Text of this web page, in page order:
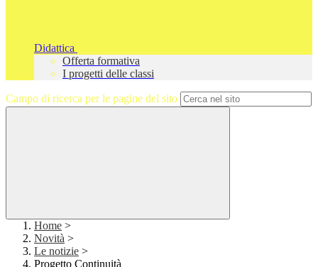
Didattica
Offerta formativa
I progetti delle classi
Campo di ricerca per le pagine del sito
Home >
Novità >
Le notizie >
Progetto Continuità